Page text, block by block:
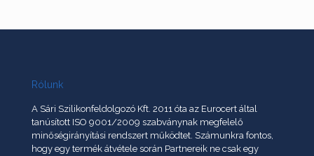
Rólunk
A Sári Szilikonfeldolgozó Kft. 2011 óta az Eurocert által
tanúsított ISO 9001/2009 szabványnak megfelelő
minőségirányítási rendszert működtet. Számunkra fontos,
hogy egy termék átvétele során Partnereik ne csak egy